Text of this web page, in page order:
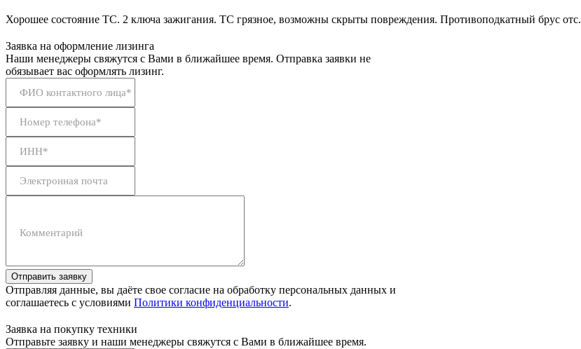
Хорошее состояние ТС. 2 ключа зажигания. ТС грязное, возможны скрыты повреждения. Противоподкатный брус отс.
Заявка на оформление лизинга
Наши менеджеры свяжутся с Вами в ближайшее время. Отправка заявки не
обязывает вас оформлять лизинг.
ФИО контактного лица*
Номер телефона*
ИНН*
Электронная почта
Комментарий
Отправить заявку
Отправляя данные, вы даёте свое согласие на обработку персональных данных и
соглашаетесь с условиями Политики конфиденциальности.
Заявка на покупку техники
Отправьте заявку и наши менеджеры свяжутся с Вами в ближайшее время.